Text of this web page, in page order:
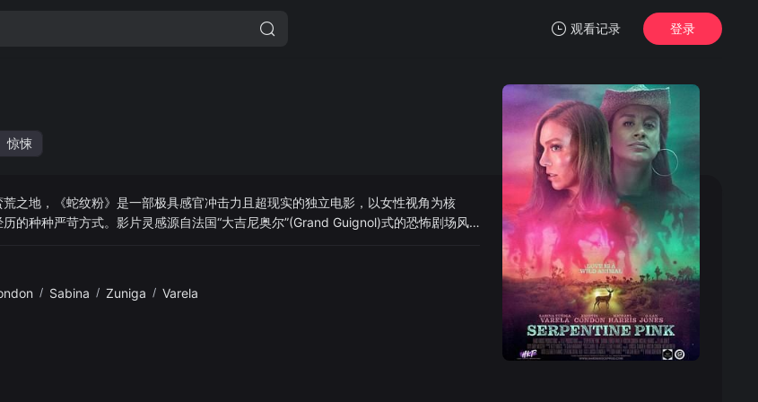
观看记录
暂无观看影片的记录
登录
惊悚
之地，《蛇纹粉》是一部极具感官冲击力且超现实的独立电影，以女性视角为核
的种种严苛方式。影片灵感源自法国“大吉尼奥尔”(Grand Guignol)式的恐怖剧场风
/ Sabina / Zuniga / Varela